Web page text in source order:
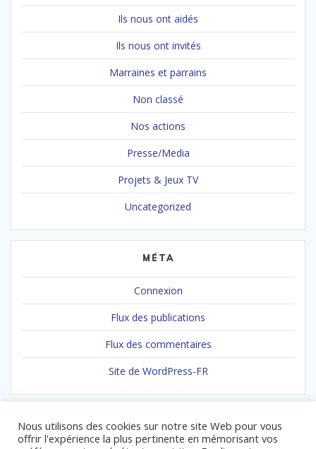
Ils nous ont aidés
Ils nous ont invités
Marraines et parrains
Non classé
Nos actions
Presse/Media
Projets & Jeux TV
Uncategorized
MÉTA
Connexion
Flux des publications
Flux des commentaires
Site de WordPress-FR
Nous utilisons des cookies sur notre site Web pour vous
offrir l'expérience la plus pertinente en mémorisant vos